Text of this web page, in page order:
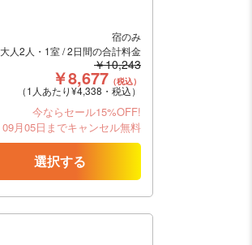
宿のみ
大人2人・1室 / 2日間の合計料金
￥10,243
￥8,677 （税込）
（1人あたり¥4,338・税込）
今ならセール15%OFF!
09月05日までキャンセル無料
選択する